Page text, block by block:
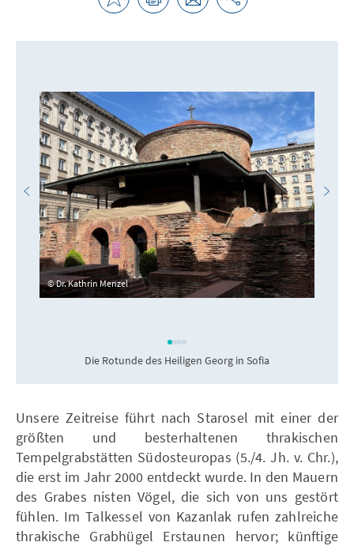
Dr. Kathrin Menzel
Die Rotunde des Heiligen Georg in Sofia
Unsere Zeitreise führt nach Starosel mit einer der
größten und besterhaltenen thrakischen
Tempelgrabstätten Südosteuropas (5./4. Jh. v. Chr.),
die erst im Jahr 2000 entdeckt wurde. In den Mauern
des Grabes nisten Vögel, die sich von uns gestört
fühlen. Im Talkessel von Kazanlak rufen zahlreiche
thrakische Grabhügel Erstaunen hervor; künftige